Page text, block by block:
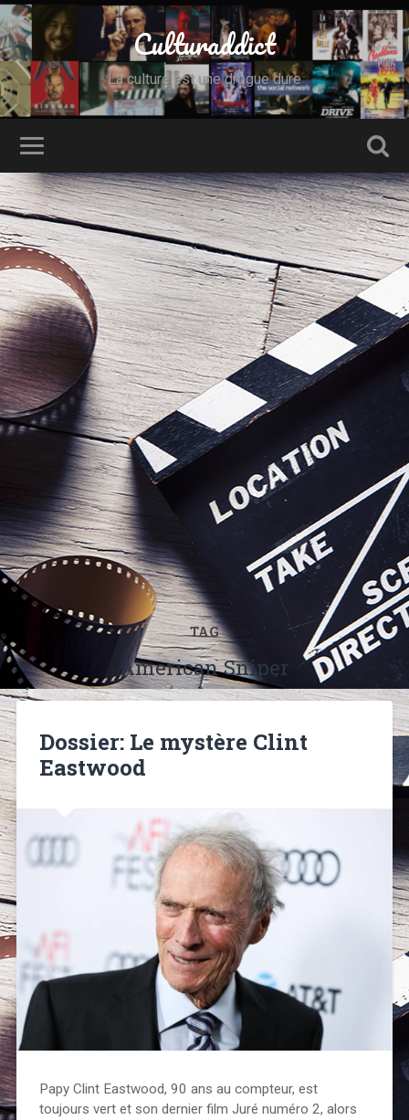
Culturaddict
La culture est une drogue dure
TAG
American Sniper
Dossier: Le mystère Clint
Eastwood
Papy Clint Eastwood, 90 ans au compteur, est
toujours vert et son dernier film Juré numéro 2, alors